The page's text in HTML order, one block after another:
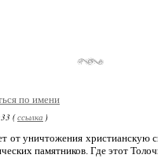
по имени
(ссылка )
от уничтожения христианскую
памятников. Где этот